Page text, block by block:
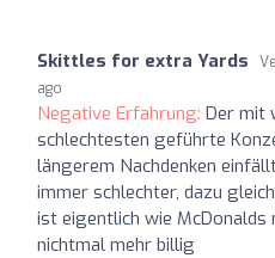
Skittles for extra Yards
ago
Negative Erfahrung: Der mit
schlechtesten geführte
längerem Nachdenken
immer schlechter, dazu
ist eigentlich wie McDonalds
nichtmal mehr billig